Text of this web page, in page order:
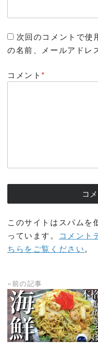
次回のコメントで使
の名前、メールアドレ
コメント*
このサイトはスパム
っています。
コメント
ちらをご覧ください。
«前の記事
READ MORE